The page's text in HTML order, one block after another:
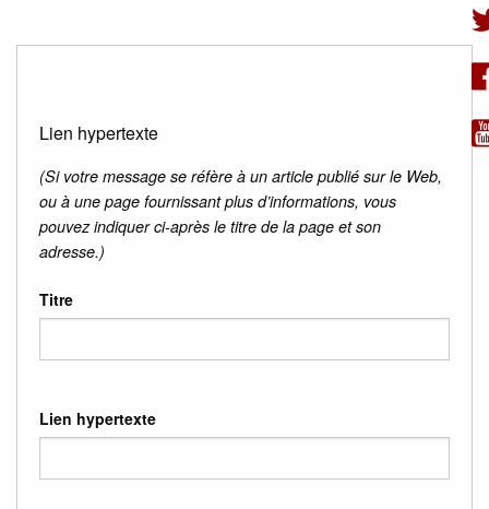
Lien hypertexte
(Si votre message se réfère à un article publié sur le Web,
ou à une page fournissant plus d’informations, vous
pouvez indiquer ci-après le titre de la page et son
adresse.)
Titre
Lien hypertexte